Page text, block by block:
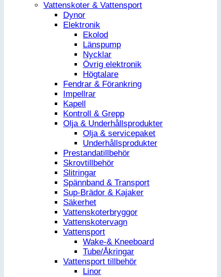
Vattenskoter & Vattensport
Dynor
Elektronik
Ekolod
Länspump
Nycklar
Övrig elektronik
Högtalare
Fendrar & Förankring
Impellrar
Kapell
Kontroll & Grepp
Olja & Underhållsprodukter
Olja & servicepaket
Underhållsprodukter
Prestandatillbehör
Skrovtillbehör
Slitringar
Spännband & Transport
Sup-Brädor & Kajaker
Säkerhet
Vattenskoterbryggor
Vattenskotervagn
Vattensport
Wake-& Kneeboard
Tube/Åkringar
Vattensport tillbehör
Linor